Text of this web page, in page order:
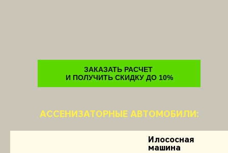
ЗАКАЗАТЬ РАСЧЕТ
И ПОЛУЧИТЬ СКИДКУ ДО 10%
АССЕНИЗАТОРНЫЕ АВТОМОБИЛИ:
Илососная
машина